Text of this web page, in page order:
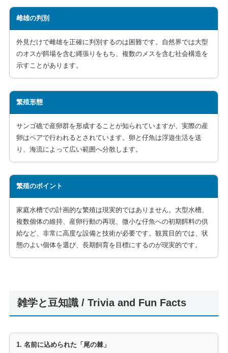
雌雄の判別
外見だけで雌雄を正確に判別するのは困難です。自然界では大型
のオスが餌場を含む縄張りをもち、複数のメスを含む社会構造を
示すことがあります。
繁殖形態
サンゴ礁で産卵群を形成することが知られていますが、実際の産
卵はペアで行われるとされています。卵と仔魚は浮遊生活を送
り、海流によって広い範囲へ分散します。
繁殖のポイント
家庭水槽での計画的な繁殖は現実的ではありません。大型水槽、
複数個体の維持、産卵行動の再現、微小な仔魚への初期餌料の供
給など、非常に高度な設備と技術が必要です。観賞目的では、状
態のよい個体を選び、長期飼育を目標にするのが現実的です。
雑学と豆知識 / Trivia and Fun Facts
1. 名前に込められた「尾の棘」